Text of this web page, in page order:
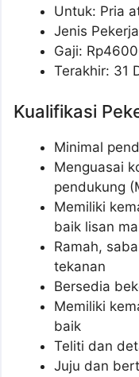
Untuk: Pria
Jenis
Gaji: Rp
Terakhir: 31
Kualifikasi
Minimal
Menguasai
pendukung
Memiliki
baik lisan
Ramah,
tekanan
Bersedia
Memiliki
baik
Teliti dan
Juju dan